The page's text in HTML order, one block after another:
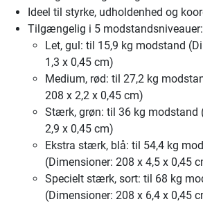
Ideel til styrke, udholdenhed og
Tilgængelig i 5 modstandsniveauer:
Let, gul: til 15,9 kg modstand
1,3 x 0,45 cm)
Medium, rød: til 27,2 kg
208 x 2,2 x 0,45 cm)
Stærk, grøn: til 36 kg modstand
2,9 x 0,45 cm)
Ekstra stærk, blå: til 54,4 kg
(Dimensioner: 208 x 4,5 x 0,45
Specielt stærk, sort: til 68 kg
(Dimensioner: 208 x 6,4 x 0,45